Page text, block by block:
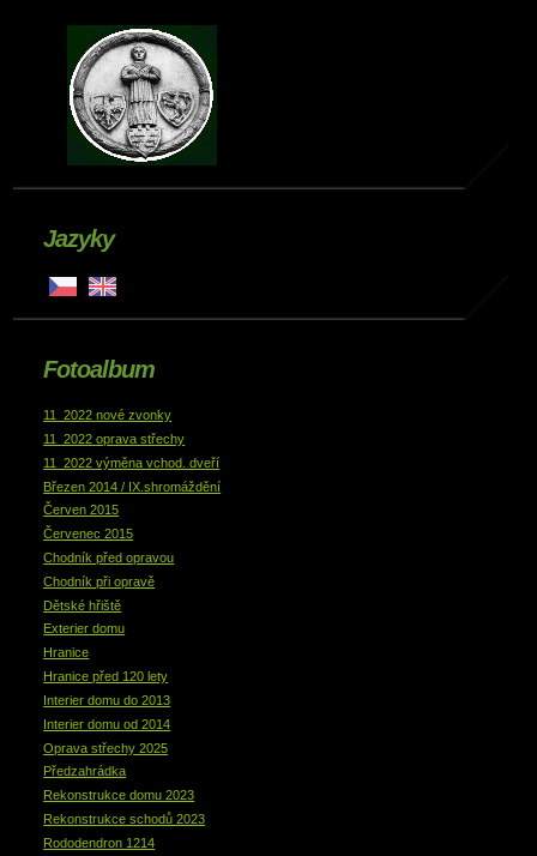
Jazyky
Fotoalbum
11_2022 nové zvonky
11_2022 oprava střechy
11_2022 výměna vchod. dveří
Březen 2014 / IX.shromáždění
Červen 2015
Červenec 2015
Chodník před opravou
Chodník při opravě
Dětské hřiště
Exterier domu
Hranice
Hranice před 120 lety
Interier domu do 2013
Interier domu od 2014
Oprava střechy 2025
Předzahrádka
Rekonstrukce domu 2023
Rekonstrukce schodů 2023
Rododendron 1214